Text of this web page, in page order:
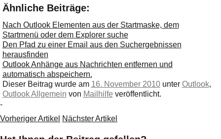
Ähnliche Beiträge:
Nach Outlook Elementen aus der Startmaske, dem
Startmenü oder dem Explorer suche
Den Pfad zu einer Email aus den Suchergebnissen
herausfinden
Outlook Anhänge aus Nachrichten entfernen und
automatisch abspeichern.
Dieser Beitrag wurde am 16. November 2010unter Outlook,
Outlook Allgemein von Mailhilfe veröffentlicht.
-
Vorheriger Artikel Nächster Artikel